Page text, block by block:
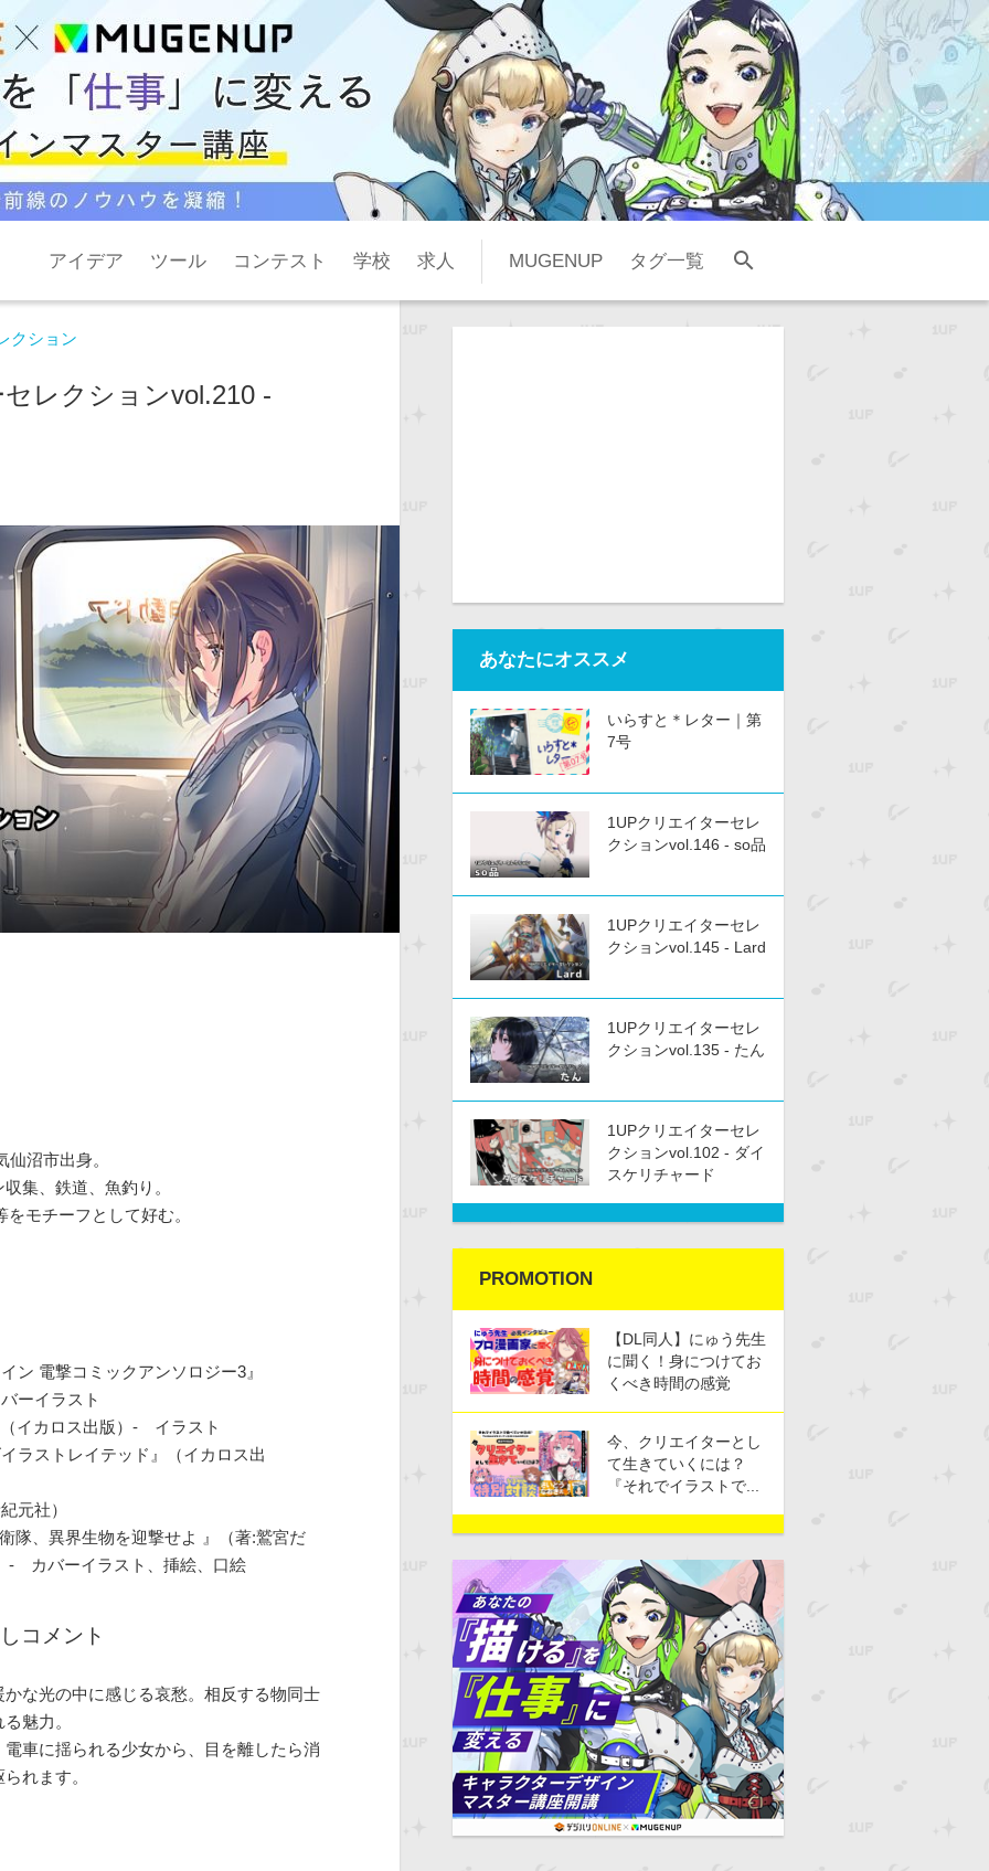
アイデア ツール コンテスト 学校 求人 MUGENUP タグ一覧 search
クション
レクションvol.210 -
沼市出身。
集、鉄道、魚釣り。
モチーフとして好む。
ン 電撃コミックアンソロジー3』
ーイラスト
イカロス出版）- イラスト
ラストレイテッド』（イカロス出
元社）
隊、異界生物を迎撃せよ 』（著:鷲宮だ
- カバーイラスト、挿絵、口絵
コメント
な光の中に感じる哀愁。相反する物同士
魅力。
車に揺られる少女から、目を離したら消
れます。
あなたにオススメ
いらすと＊レター｜第
7号
1UPクリエイターセレ
クションvol.146 - so品
1UPクリエイターセレ
クションvol.145 - Lard
1UPクリエイターセレ
クションvol.135 - たん
1UPクリエイターセレ
クションvol.102 - ダイ
スケリチャード
PROMOTION
【DL同人】にゅう先生
に聞く！身につけてお
くべき時間の感覚
今、クリエイターとし
て生きていくには？
『それでイラストで...